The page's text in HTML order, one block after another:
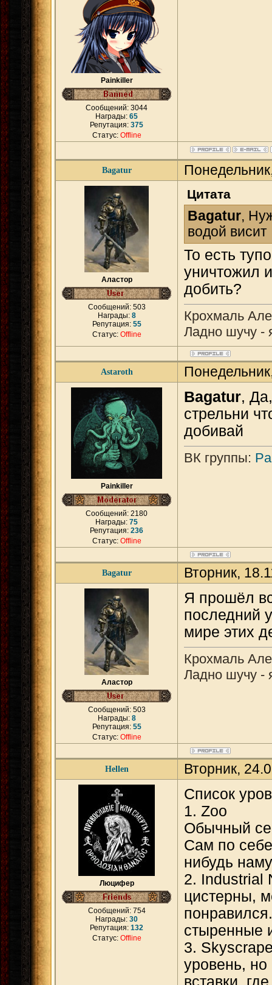
Painkiller
Сообщений: 3044
Награды: 65
Репутация: 375
Статус: Offline
Bagatur
Аластор
Сообщений: 503
Награды: 8
Репутация: 55
Статус: Offline
Цитата
Bagatur,
водой висит
То есть
уничтожил
добить?
Крохмаль
Ладно шучу -
Astaroth
Painkiller
Сообщений: 2180
Награды: 75
Репутация: 236
Статус: Offline
Bagatur,
стрельни
добивай
ВК группы:
Bagatur Вторник,
Аластор
Сообщений: 503
Награды: 8
Репутация: 55
Статус: Offline
Я прошёл
последний
мире этих
Крохмаль
Ладно шучу -
Hellen Вторник,
Люцифер
Сообщений: 754
Награды: 30
Репутация: 132
Статус: Offline
Список
1. Zoo
Обычный
Сам по
нибудь
2. Industrial
цистерны,
стыренные
3.
уровень,
вставки,